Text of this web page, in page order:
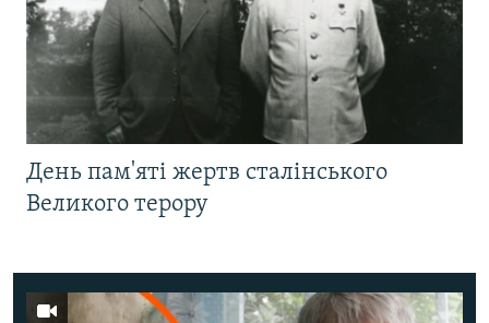
День пам'яті жертв сталінського
Великого терору